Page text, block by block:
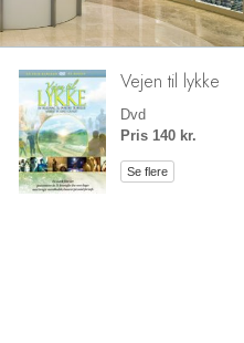
Vejen til lykke
Dvd
Pris 140 kr.
Se flere